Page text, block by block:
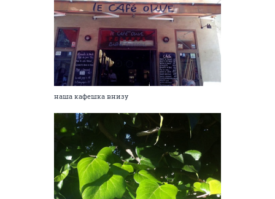
наша кафешка внизу